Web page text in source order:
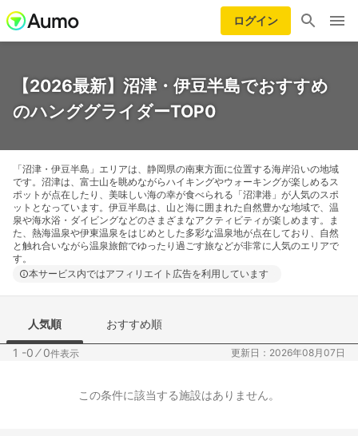
ログイン
【2026最新】沼津・伊豆半島でおすすめ
のハンググライダーTOP0
「沼津・伊豆半島」エリアは、静岡県の南東方面に位置する海岸沿いの地域
です。沼津は、富士山を眺めながらハイキングやウォーキングが楽しめるス
ポットが点在したり、美味しい海の幸が食べられる「沼津港」が人気のスポ
ットとなっています。伊豆半島は、山と海に囲まれた自然豊かな地域で、温
泉や海水浴・ダイビングなどのさまざまなアクティビティが楽しめます。ま
た、熱海温泉や伊東温泉をはじめとした多彩な温泉地が点在しており、自然
と触れ合いながら温泉旅館でゆったり過ごす旅などが非常に人気のエリアで
す。
本サービス内ではアフィリエイト広告を利用しています
人気順 おすすめ順
1 -0 ⁄0件表示 更新日：2026年08月07日
この条件に該当する施設はありません。